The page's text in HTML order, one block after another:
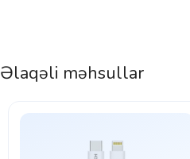
Əlaqəli məhsullar